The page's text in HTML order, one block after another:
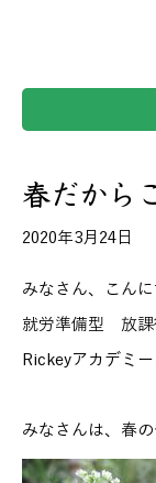
春だから
2020年3月24日
みなさん、こんに
就労準備型 放課
Rickeyアカデミ
みなさんは、春